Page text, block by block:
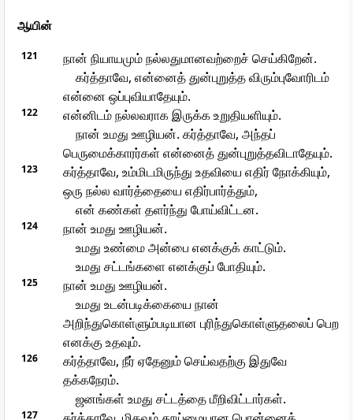
ஆயின்
121
நான் நியாயமும் நல்லதுமானவற்றைச் செய்கிறேன்.
கர்த்தாவே, என்னைத் துன்புறுத்த விரும்புவோரிடம்
என்னை ஒப்புவியாதேயும்.
122
என்னிடம் நல்லவராக இருக்க உறுதியளியும்.
நான் உமது ஊழியன். கர்த்தாவே, அந்தப்
பெருமைக்காரர்கள் என்னைத் துன்புறுத்தவிடாதேயும்.
123
கர்த்தாவே, உம்மிடமிருந்து உதவியை எதிர் நோக்கியும்,
ஒரு நல்ல வார்த்தையை எதிர்பார்த்தும்,
என் கண்கள் தளர்ந்து போய்விட்டன.
124
நான் உமது ஊழியன்.
உமது உண்மை அன்பை எனக்குக் காட்டும்.
உமது சட்டங்களை எனக்குப் போதியும்.
125
நான் உமது ஊழியன்.
உமது உடன்படிக்கையை நான்
அறிந்துகொள்ளும்படியான புரிந்துகொள்ளுதலைப் பெற
எனக்கு உதவும்.
126
கர்த்தாவே, நீர் ஏதேனும் செய்வதற்கு இதுவே
தக்கநேரம்.
ஜனங்கள் உமது சட்டத்தை மீறிவிட்டார்கள்.
127